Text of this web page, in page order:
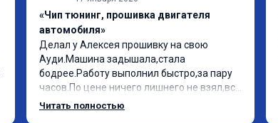
«Чип тюнинг, прошивка двигателя
автомобиля»
Делал у Алексея прошивку на свою
Ауди.Машина задышала,стала
бодрее.Работу выполнил быстро,за пару
часов.По цене ничего лишнего не взял,всё
как договаривались заранее.После
Читать полностью